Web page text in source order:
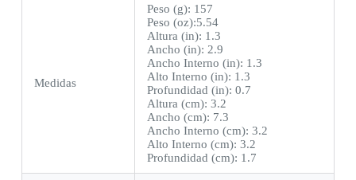
Medidas
Peso (g): 157
Peso (oz):5.54
Altura (in): 1.3
Ancho (in): 2.9
Ancho Interno (in): 1.3
Alto Interno (in): 1.3
Profundidad (in): 0.7
Altura (cm): 3.2
Ancho (cm): 7.3
Ancho Interno (cm): 3.2
Alto Interno (cm): 3.2
Profundidad (cm): 1.7